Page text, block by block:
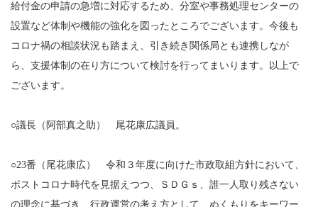
給付金の申請の急増に対応するため、分室や事務処理センターの
設置など体制や機能の強化を図ったところでございます。今後も
コロナ禍の相談状況も踏まえ、引き続き関係局とも連携しなが
ら、支援体制の在り方について検討を行ってまいります。以上で
ございます。
○議長（阿部真之助） 尾花康広議員。
○23番（尾花康広） 令和３年度に向けた市政取組方針において、
ポストコロナ時代を見据えつつ、ＳＤＧｓ、誰一人取り残さない
の理念に基づき、行政運営の考え方として、ぬくもりをキーワー